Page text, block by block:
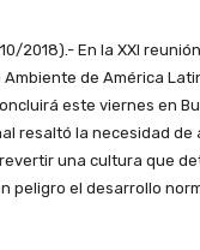
10/2018).- En la XXI
de América
este viernes en
resaltó la necesidad de
una cultura que
peligro el desarrollo